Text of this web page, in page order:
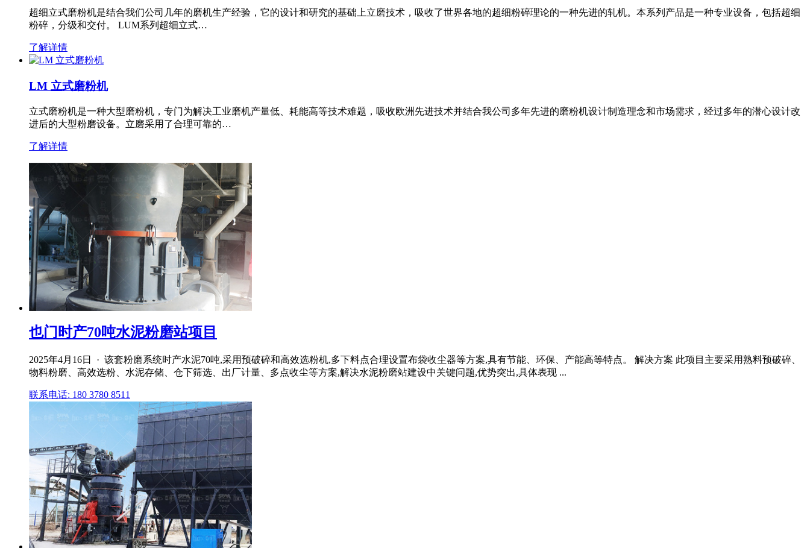
超细立式磨粉机是结合我们公司几年的磨机生产经验，它的设计和研究的基础上立磨技术，吸收了世界各地的超细粉碎理论的一种先进的轧机。本系列产品是一种专业设备，包括超细
粉碎，分级和交付。 LUM系列超细立式…
了解详情
LM 立式磨粉机
立式磨粉机是一种大型磨粉机，专门为解决工业磨机产量低、耗能高等技术难题，吸收欧洲先进技术并结合我公司多年先进的磨粉机设计制造理念和市场需求，经过多年的潜心设计改
进后的大型粉磨设备。立磨采用了合理可靠的…
了解详情
也门时产70吨水泥粉磨站项目
2025年4月16日 · 该套粉磨系统时产水泥70吨,采用预破碎和高效选粉机,多下料点合理设置布袋收尘器等方案,具有节能、环保、产能高等特点。 解决方案 此项目主要采用熟料预破碎、
物料粉磨、高效选粉、水泥存储、仓下筛选、出厂计量、多点收尘等方案,解决水泥粉磨站建设中关键问题,优势突出,具体表现 ...
联系电话: 180 3780 8511